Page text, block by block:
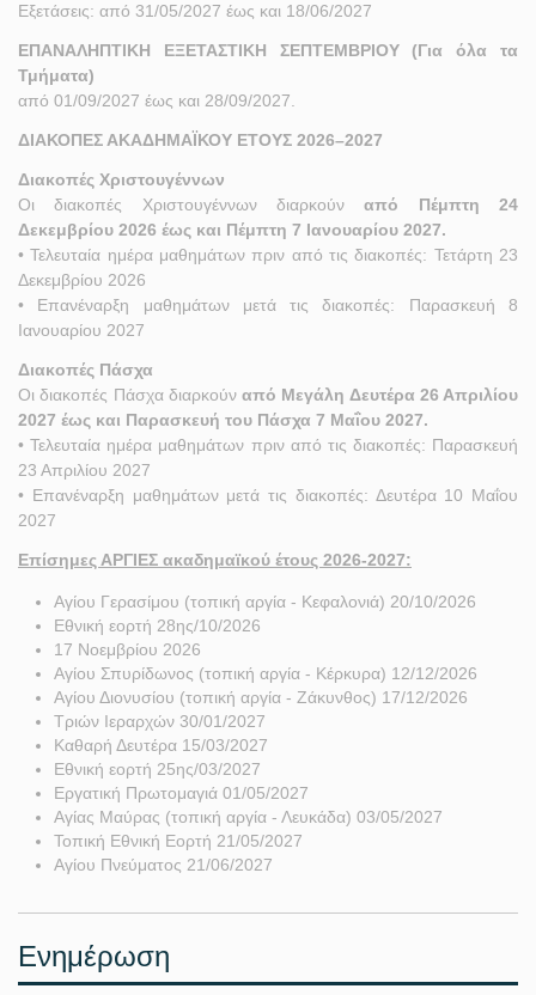
Εξετάσεις: από 31/05/2027 έως και 18/06/2027
ΕΠΑΝΑΛΗΠΤΙΚΗ ΕΞΕΤΑΣΤΙΚΗ ΣΕΠΤΕΜΒΡΙΟΥ (Για όλα τα
Τμήματα)
από 01/09/2027 έως και 28/09/2027.
ΔΙΑΚΟΠΕΣ ΑΚΑΔΗΜΑΪΚΟΥ ΕΤΟΥΣ 2026–2027
Διακοπές Χριστουγέννων
Οι διακοπές Χριστουγέννων διαρκούναπό Πέμπτη 24
Δεκεμβρίου 2026 έως και Πέμπτη 7 Ιανουαρίου 2027.
• Τελευταία ημέρα μαθημάτων πριν από τις διακοπές: Τετάρτη 23
Δεκεμβρίου 2026
• Επανέναρξη μαθημάτων μετά τις διακοπές: Παρασκευή 8
Ιανουαρίου 2027
Διακοπές Πάσχα
Οι διακοπές Πάσχα διαρκούν από Μεγάλη Δευτέρα 26 Απριλίου
2027 έως και Παρασκευή του Πάσχα 7 Μαΐου 2027.
• Τελευταία ημέρα μαθημάτων πριν από τις διακοπές: Παρασκευή
23 Απριλίου 2027
• Επανέναρξη μαθημάτων μετά τις διακοπές: Δευτέρα 10 Μαΐου
2027
Επίσημες ΑΡΓΙΕΣ ακαδημαϊκού έτους 2026-2027:
Αγίου Γερασίμου (τοπική αργία - Κεφαλονιά) 20/10/2026
Εθνική εορτή 28ης/10/2026
17 Νοεμβρίου 2026
Αγίου Σπυρίδωνος (τοπική αργία - Κέρκυρα) 12/12/2026
Αγίου Διονυσίου (τοπική αργία - Ζάκυνθος) 17/12/2026
Τριών Ιεραρχών 30/01/2027
Καθαρή Δευτέρα 15/03/2027
Εθνική εορτή 25ης/03/2027
Εργατική Πρωτομαγιά 01/05/2027
Αγίας Μαύρας (τοπική αργία - Λευκάδα) 03/05/2027
Τοπική Εθνική Εορτή 21/05/2027
Αγίου Πνεύματος 21/06/2027
Ενημέρωση